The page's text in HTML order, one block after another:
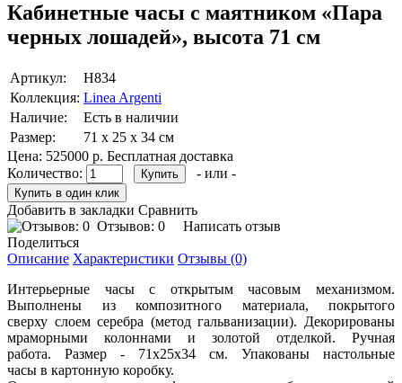
Кабинетные часы с маятником «Пара
черных лошадей», высота 71 см
Артикул:
Н834
Коллекция: Linea Argenti
Наличие:
Есть в наличии
Размер:
71 х 25 х 34 см
Цена: 525000 р. Бесплатная доставка
Количество:
- или -
Добавить в закладки Сравнить
Отзывов: 0
Написать отзыв
Поделиться
Описание Характеристики Отзывы (0)
Интерьерные часы с открытым часовым механизмом.
Выполнены из композитного материала, покрытого
сверху слоем серебра (метод гальванизации). Декорированы
мраморными колоннами и золотой отделкой. Ручная
работа. Размер - 71х25х34 см. Упакованы настольные
часы в картонную коробку.